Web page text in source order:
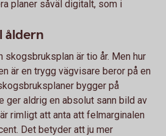
planer såväl digitalt, som i
åldern
skogsbruksplan är tio år. Men hur
är en trygg vägvisare beror på en
bygger på
ger aldrig en absolut sann bild av
rimligt att anta att felmarginalen
Det betyder att ju mer